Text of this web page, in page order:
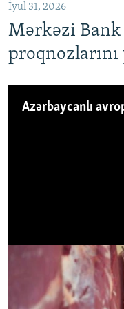
İyul 31, 2026
Mərkəzi
proqnozlarını